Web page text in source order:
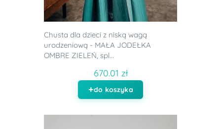
Chusta dla dzieci z niską wagą
urodzeniową - MAŁA JODEŁKA
OMBRE ZIELEŃ, spl...
670.01 zł
do koszyka